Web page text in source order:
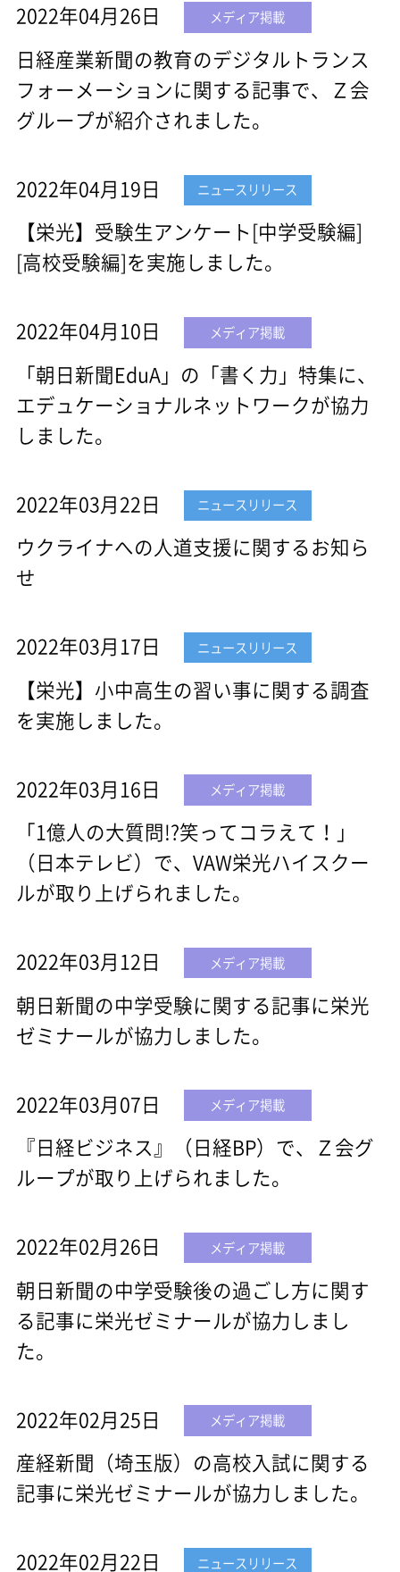
2022年04月26日 メディア掲載
日経産業新聞の教育のデジタルトランス
フォーメーションに関する記事で、Ｚ会
グループが紹介されました。
2022年04月19日 ニュースリリース
【栄光】受験生アンケート[中学受験編]
[高校受験編]を実施しました。
2022年04月10日 メディア掲載
「朝日新聞EduA」の「書く力」特集に、
エデュケーショナルネットワークが協力
しました。
2022年03月22日 ニュースリリース
ウクライナへの人道支援に関するお知ら
せ
2022年03月17日 ニュースリリース
【栄光】小中高生の習い事に関する調査
を実施しました。
2022年03月16日 メディア掲載
「1億人の大質問!?笑ってコラえて！」
（日本テレビ）で、VAW栄光ハイスクー
ルが取り上げられました。
2022年03月12日 メディア掲載
朝日新聞の中学受験に関する記事に栄光
ゼミナールが協力しました。
2022年03月07日 メディア掲載
『日経ビジネス』（日経BP）で、Ｚ会グ
ループが取り上げられました。
2022年02月26日 メディア掲載
朝日新聞の中学受験後の過ごし方に関す
る記事に栄光ゼミナールが協力しまし
た。
2022年02月25日 メディア掲載
産経新聞（埼玉版）の高校入試に関する
記事に栄光ゼミナールが協力しました。
2022年02月22日 ニュースリリース